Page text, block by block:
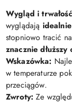
Wygląd i
wyglądają
stopniowo tracić
znacznie dłuższy
Wskazówka:
w temperaturze
przeciągów.
Zwroty: Ze